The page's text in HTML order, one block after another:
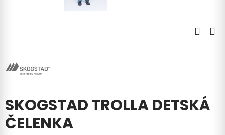
SKOGSTAD TROLLA DETSKÁ
ČELENKA